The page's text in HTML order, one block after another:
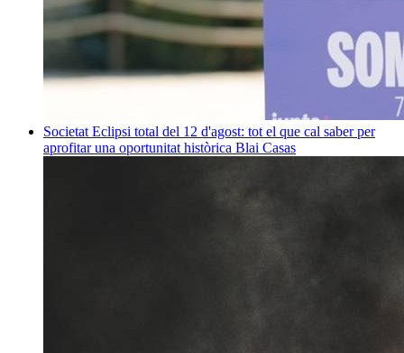
Societat Eclipsi total del 12 d'agost: tot el que cal saber per
aprofitar una oportunitat històrica Blai Casas